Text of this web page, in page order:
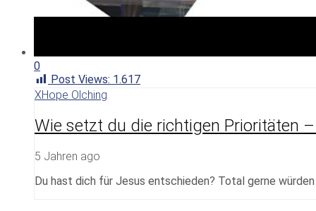
0
Post Views: 1.617
XHope Olching
Wie setzt du die richtigen Prioritäten
5 Jahren ago
Du hast dich für Jesus entschieden? Total gerne